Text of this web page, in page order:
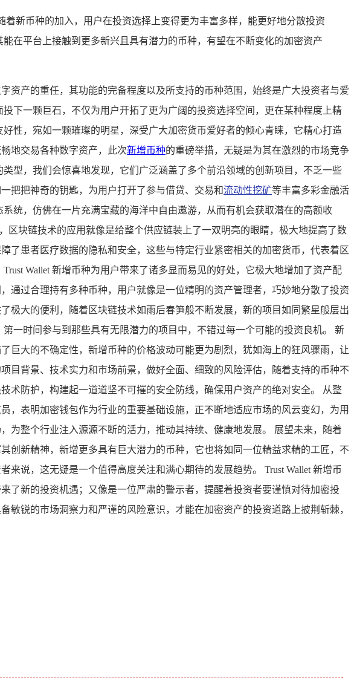
新币种的加入，用户在投资选择上变得更为丰富多样，能更好地分散投资
在平台上接触到更多新兴且具有潜力的币种，有望在不断变化的加密资产
资产的重任，其功能的完备程度以及所支持的币种范围，始终是广大投资者与爱
下一颗巨石，不仅为用户开拓了更为广阔的投资选择空间，更在某种程度上精
性，宛如一颗璀璨的明星，深受广大加密货币爱好者的倾心青睐，它精心打造
地交易各种数字资产，此次新增币种的重磅举措，无疑是为其在激烈的市场竞争
型，我们会惊喜地发现，它们广泛涵盖了多个前沿领域的创新项目，不乏一些
把把神奇的钥匙，为用户打开了参与借贷、交易和流动性挖矿等丰富多彩金融活
统，仿佛在一片充满宝藏的海洋中自由遨游，从而有机会获取潜在的高额收
块链技术的应用就像是给整个供应链装上了一双明亮的眼睛，极大地提高了数
了患者医疗数据的隐私和安全，这些与特定行业紧密相关的加密货币，代表着区
Wallet 新增币种为用户带来了诸多显而易见的好处，它极大地增加了资产配
通过合理持有多种币种，用户就像是一位精明的资产管理者，巧妙地分散了投资
极大的便利，随着区块链技术如雨后春笋般不断发展，新的项目如同繁星般层出
一时间参与到那些具有无限潜力的项目中，不错过每一个可能的投资良机。 新
巨大的不确定性，新增币种的价格波动可能更为剧烈，犹如海上的狂风骤雨，让
目背景、技术实力和市场前景，做好全面、细致的风险评估，随着支持的币种不
术防护，构建起一道道坚不可摧的安全防线，确保用户资产的绝对安全。 从整
，表明加密钱包作为行业的重要基础设施，正不断地适应市场的风云变幻，为用
为整个行业注入源源不断的活力，推动其持续、健康地发展。 展望未来，随着
创新精神，新增更多具有巨大潜力的币种，它也将如同一位精益求精的工匠，不
说，这无疑是一个值得高度关注和满心期待的发展趋势。 Trust Wallet 新增币
了新的投资机遇；又像是一位严肃的警示者，提醒着投资者要谨慎对待加密投
锐的市场洞察力和严谨的风险意识，才能在加密资产的投资道路上披荆斩棘，